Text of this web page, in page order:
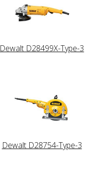
Dewalt D28499X-Type-3
Dewalt D28754-Type-3